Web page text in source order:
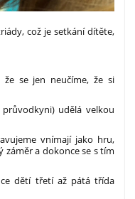
což je setkání dítěte,
se jen neučíme, že si
udělá velkou
vnímají jako hru,
a dokonce se s tím
dětí třetí až pátá třída